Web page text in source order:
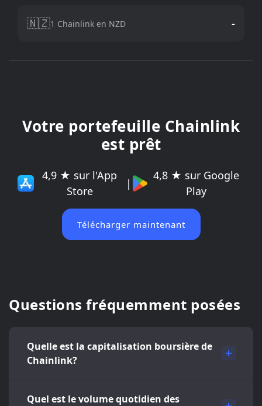
🇳🇿1 Chainlink en NZD -
Votre portefeuille Chainlink
est prêt
4,9 ★ sur l'App
Store
|
4,8 ★ sur Google
Play
Télécharger maintenant
Questions fréquemment posées
Quelle est la capitalisation boursière de
Chainlink?
Quel est le volume quotidien des